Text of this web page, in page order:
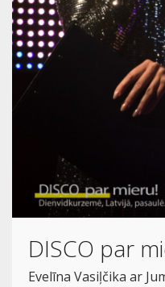
DISCO par
Evelīna Vasiļčika ar